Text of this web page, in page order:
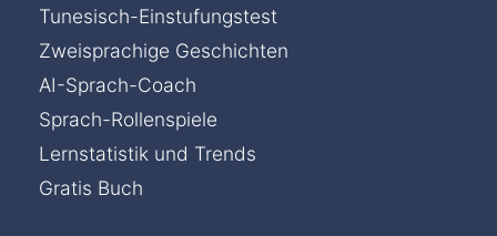
Tunesisch-Einstufungstest
Zweisprachige Geschichten
AI-Sprach-Coach
Sprach-Rollenspiele
Lernstatistik und Trends
Gratis Buch